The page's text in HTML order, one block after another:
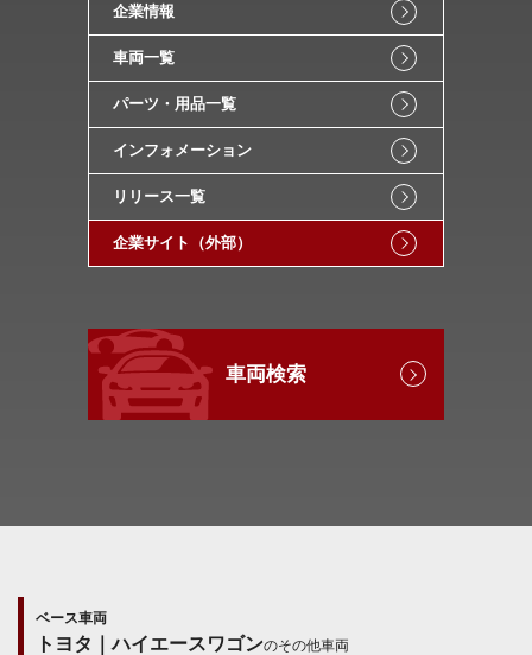
企業情報
車両一覧
パーツ・用品一覧
インフォメーション
リリース一覧
企業サイト（外部）
車両検索
ベース車両
トヨタ｜ハイエースワゴンのその他車両